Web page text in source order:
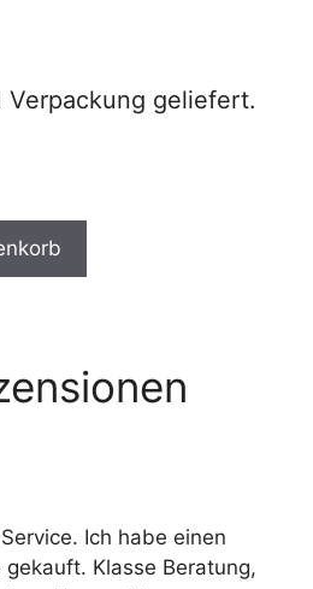
Verpackung geliefert.
Ich habe einen
Klasse Beratung,